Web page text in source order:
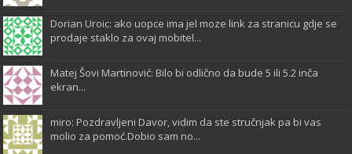
Dorian Uroic: ako uopce ima jel moze link za stranicu gdje se
prodaje staklo za ovaj mobitel...
Matej Šovi Martinović: Bilo bi odlično da bude 5 ili 5.2 inča
ekran...
miro: Pozdravljeni Davor, vidim da ste stručnjak pa bi vas
molio za pomoć.Dobio sam no...